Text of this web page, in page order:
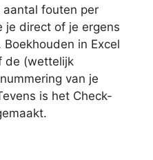
fouten per
je direct of je ergens
in Excel
de (wettelijk
van je
is het Check-